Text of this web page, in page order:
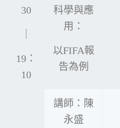
30
19：
10
科學與應
用：
以FIFA報
告為例
講師：陳
永盛